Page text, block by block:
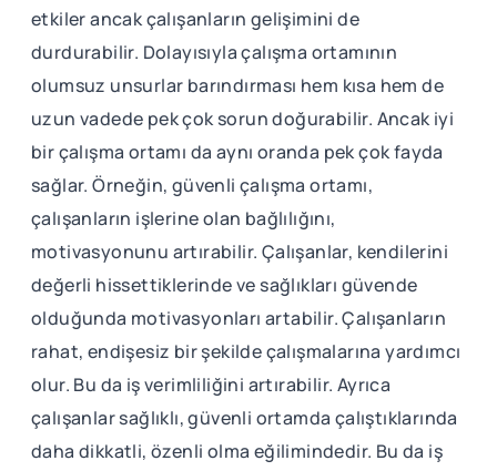
etkiler ancak çalışanların gelişimini de
durdurabilir. Dolayısıyla çalışma ortamının
olumsuz unsurlar barındırması hem kısa hem de
uzun vadede pek çok sorun doğurabilir. Ancak iyi
bir çalışma ortamı da aynı oranda pek çok fayda
sağlar. Örneğin, güvenli çalışma ortamı,
çalışanların işlerine olan bağlılığını,
motivasyonunu artırabilir. Çalışanlar, kendilerini
değerli hissettiklerinde ve sağlıkları güvende
olduğunda motivasyonları artabilir. Çalışanların
rahat, endişesiz bir şekilde çalışmalarına yardımcı
olur. Bu da iş verimliliğini artırabilir. Ayrıca
çalışanlar sağlıklı, güvenli ortamda çalıştıklarında
daha dikkatli, özenli olma eğilimindedir. Bu da iş